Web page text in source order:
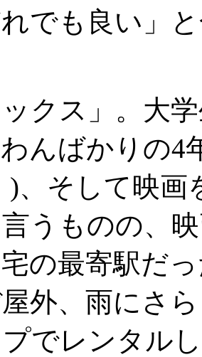
でも良い」
ックス」。大
んばかりの4
)、そして映
うものの、
の最寄駅だ
外、雨にさ
でレンタル